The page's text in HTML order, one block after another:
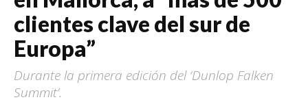
clientes clave del sur de
Europa”
Durante la primera edición del ‘Dunlop Falken
Summit’.